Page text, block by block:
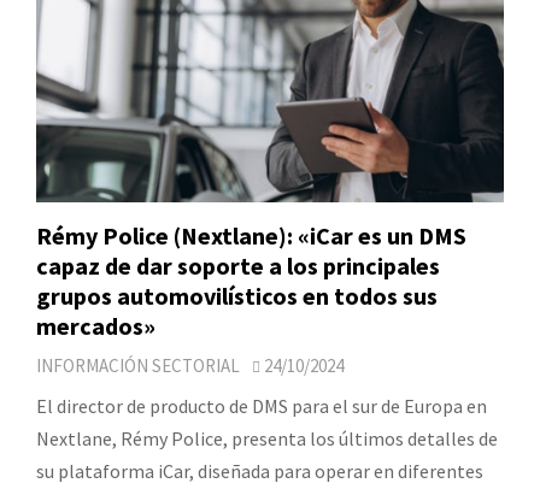
Rémy Police (Nextlane): «iCar es un DMS
capaz de dar soporte a los principales
grupos automovilísticos en todos sus
mercados»
INFORMACIÓN SECTORIAL 24/10/2024
El director de producto de DMS para el sur de Europa en
Nextlane, Rémy Police, presenta los últimos detalles de
su plataforma iCar, diseñada para operar en diferentes